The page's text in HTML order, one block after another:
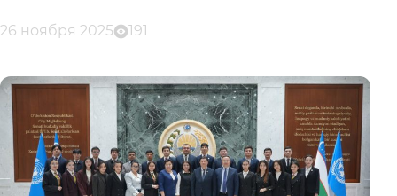
26 ноября 2025 191